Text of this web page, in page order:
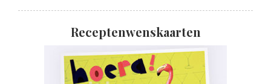
Receptenwenskaarten